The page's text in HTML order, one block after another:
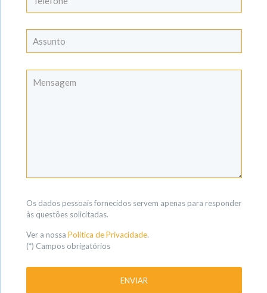
Os dados pessoais fornecidos servem apenas para responder
às questões solicitadas.
Ver a nossa Política de Privacidade.
(*) Campos obrigatórios